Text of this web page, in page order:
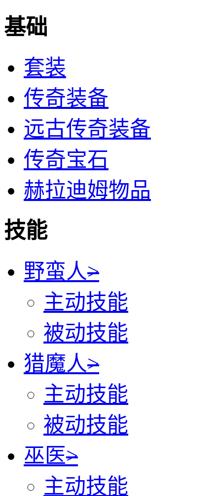
基础
套装
传奇装备
远古传奇装备
传奇宝石
赫拉迪姆物品
技能
野蛮人>
主动技能
被动技能
猎魔人>
主动技能
被动技能
巫医>
主动技能